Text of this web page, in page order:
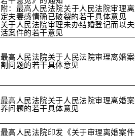
附：最高人民法院关于人民法院审理
定夫妻感情确已破裂的若干具体意见
关于人民法院审理未办结婚登记而以
活案件的若干意见
最高人民法院关于人民法院审理离婚
割问题的若干具体意见
最高人民法院关于人民法院审理离婚
养问题的若干具体意见
最高人民法院印发《关于审理离婚案